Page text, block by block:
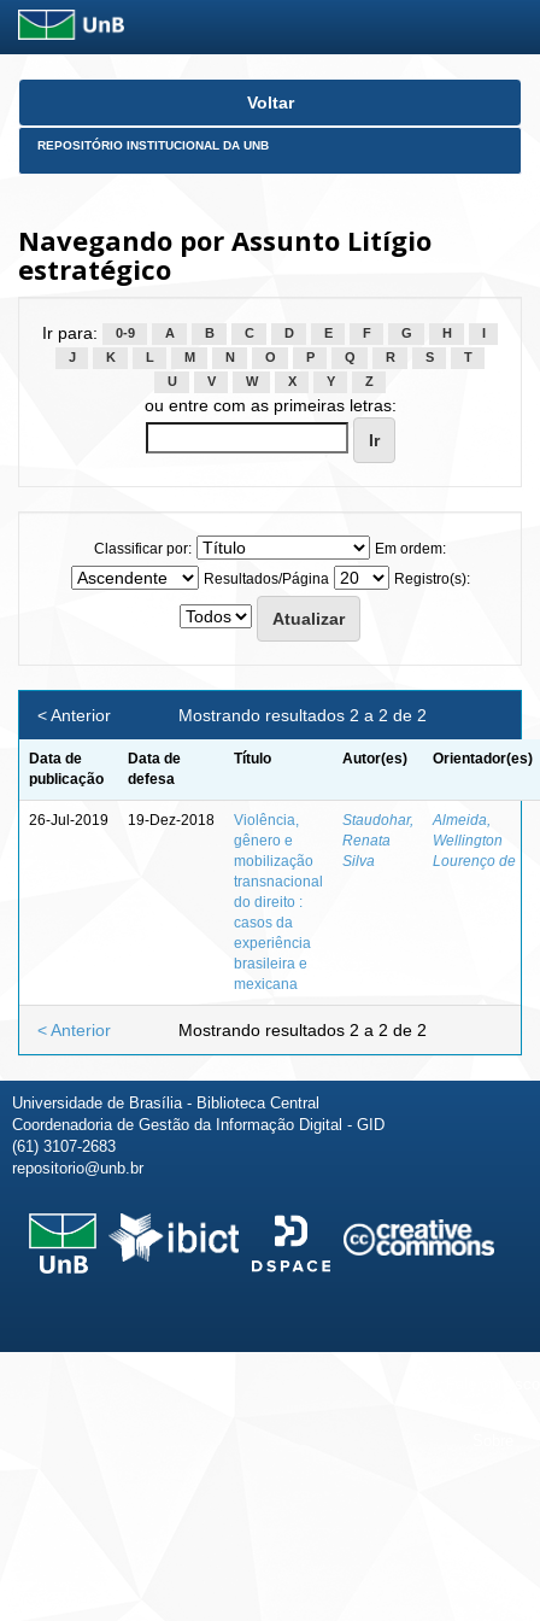
Skip
Voltar
REPOSITÓRIO INSTITUCIONAL DA UNB
Navegando por Assunto Litígio
estratégico
Ir para: 0-9 A B C D E F G H
J
K L M N O P Q R S
T
U
V W X Y Z
ou entre com as primeiras letras:
Classificar por:
Em ordem:
Resultados/Página
Registro(s):
Mostrando resultados 2 a 2 de 2
< Anterior
Data de
publicação
Data de
defesa
Título Autor(es) Orientador(es)
26-Jul-2019 19-Dez-2018
Violência,
gênero e
mobilização
transnacional
do direito :
casos da
experiência
brasileira e
mexicana
Staudohar,
Renata
Silva
Almeida,
Wellington
Lourenço de
Mostrando resultados 2 a 2 de 2
< Anterior
Universidade de Brasília - Biblioteca Central
Coordenadoria de Gestão da Informação Digital - GID
(61) 3107-2683
repositorio@unb.br